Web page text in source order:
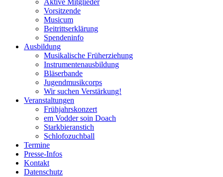
Aktive Mitglieder
Vorsitzende
Musicum
Beitrittserklärung
Spendeninfo
Ausbildung
Musikalische Früherziehung
Instrumentenausbildung
Bläserbande
Jugendmusikcorps
Wir suchen Verstärkung!
Veranstaltungen
Frühjahrskonzert
em Vodder soin Doach
Starkbieranstich
Schlofozuchball
Termine
Presse-Infos
Kontakt
Datenschutz